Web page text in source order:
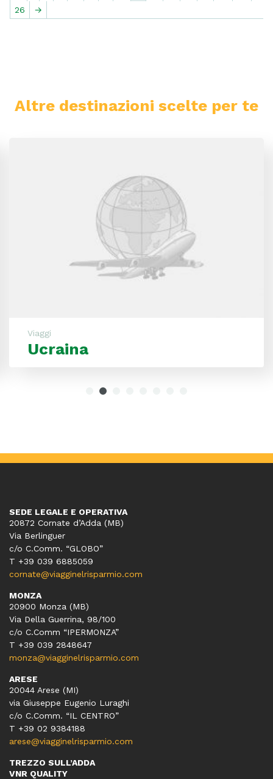
26
→
Altre destinazioni scelte per te
Viaggi
Ucraina
SEDE LEGALE E OPERATIVA
20872 Cornate d’Adda (MB)
Via Berlinguer
c/o C.Comm. “GLOBO”
T +39 039 6885059
cornate@viagginelrisparmio.com
MONZA
20900 Monza (MB)
Via Della Guerrina, 98/100
c/o C.Comm “IPERMONZA”
T +39 039 2848647
monza@viagginelrisparmio.com
ARESE
20044 Arese (MI)
via Giuseppe Eugenio Luraghi
c/o C.Comm. “IL CENTRO”
T +39 02 9384188
arese@viagginelrisparmio.com
TREZZO SULL’ADDA
VNR QUALITY